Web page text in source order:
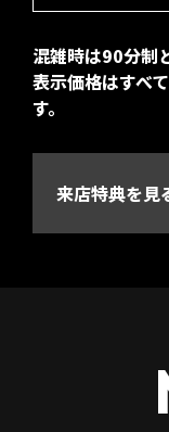
混雑時は90分制
表示価格はすべ
す。
来店特典を見